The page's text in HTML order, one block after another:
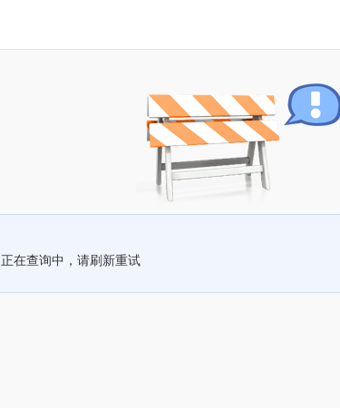
正在查询中，请刷新重试